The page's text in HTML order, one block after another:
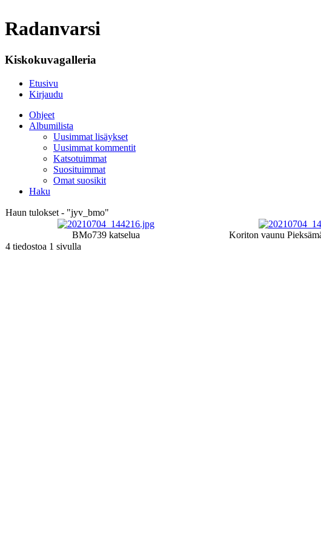
Radanvarsi
Kiskokuvagalleria
Etusivu
Kirjaudu
Ohjeet
Albumilista
Uusimmat lisäykset
Uusimmat kommentit
Katsotuimmat
Suosituimmat
Omat suosikit
Haku
Haun tulokset - "jyv_bmo"
BMo739 katselua Koriton vaunu
4 tiedostoa 1 sivulla